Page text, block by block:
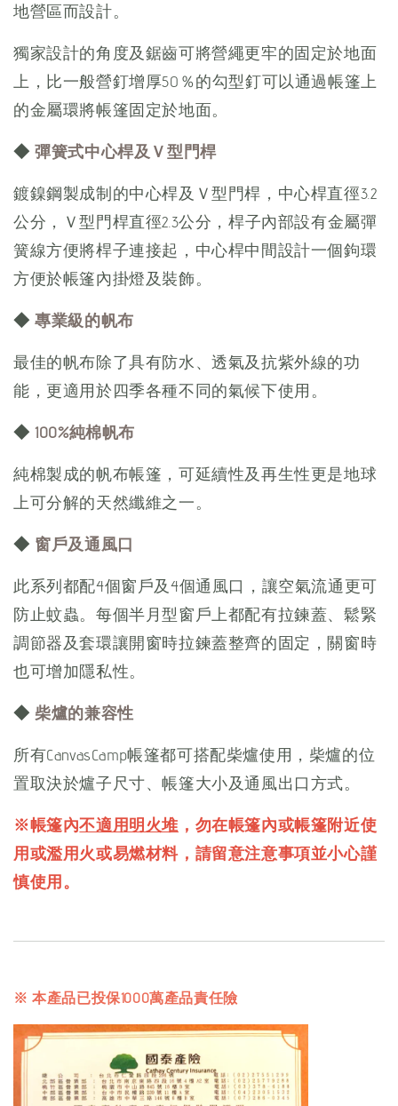
地營區而設計。
獨家設計的角度及鋸齒可將營繩更牢的固定於地面
上，比一般營釘增厚50％的勾型釘可以通過帳篷上
的金屬環將帳篷固定於地面。
◆彈簧式中心桿及Ｖ型門桿
鍍鎳鋼製成制的中心桿及Ｖ型門桿，中心桿直徑3.2
公分，Ｖ型門桿直徑2.3公分，桿子內部設有金屬彈
簧線方便將桿子連接起，中心桿中間設計一個鉤環
方便於帳篷內掛燈及裝飾。
◆專業級的帆布
最佳的帆布除了具有防水、透氣及抗紫外線的功
能，更適用於四季各種不同的氣候下使用。
◆100%純棉帆布
純棉製成的帆布帳篷，可延續性及再生性更是地球
上可分解的天然纖維之一。
◆ 窗戶及通風口
此系列都配4個窗戶及4個通風口，讓空氣流通更可
防止蚊蟲。每個半月型窗戶上都配有拉鍊蓋、鬆緊
調節器及套環讓開窗時拉鍊蓋整齊的固定，關窗時
也可增加隱私性。
◆ 柴爐的兼容性
所有CanvasCamp帳篷都可搭配柴爐使用，柴爐的位
置取決於爐子尺寸、帳篷大小及通風出口方式。
※帳篷內不適用明火堆 ，勿在帳篷內或帳篷附近使
用或濫用火或易燃材料，請留意注意事項並小心謹
慎使用。
※ 本產品已投保1000萬產品責任險